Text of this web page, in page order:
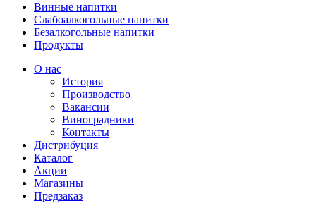
Винные напитки
Слабоалкогольные напитки
Безалкогольные напитки
Продукты
О нас
История
Производство
Вакансии
Виноградники
Контакты
Дистрибуция
Каталог
Акции
Магазины
Предзаказ